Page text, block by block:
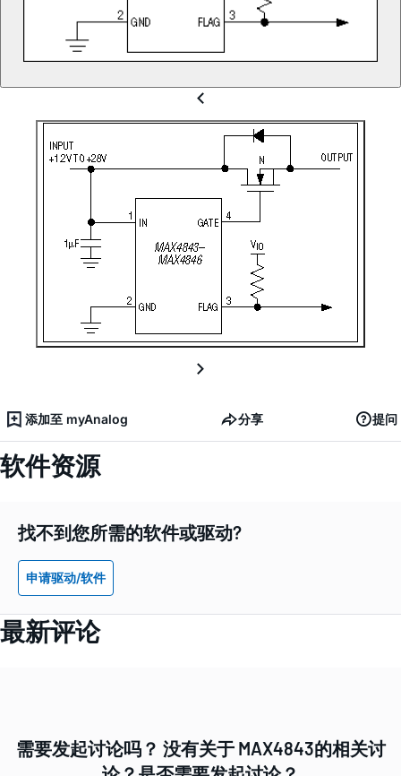
添加至 myAnalog 分享 提问
软件资源
找不到您所需的软件或驱动?
申请驱动/软件
最新评论
需要发起讨论吗？ 没有关于 MAX4843的相关讨